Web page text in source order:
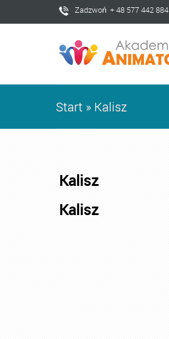
Zadzwoń + 48 577 442 884
Start » Kalisz
Kalisz
Kalisz